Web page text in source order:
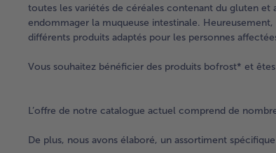
toutes les variétés de céréales contenant du gluten et
endommager la muqueuse intestinale.
différents produits adaptés pour les personnes
Vous souhaitez bénéficier des produits bofrost* et
L’offre de notre catalogue actuel comprend de
De plus, nous avons élaboré, un assortiment